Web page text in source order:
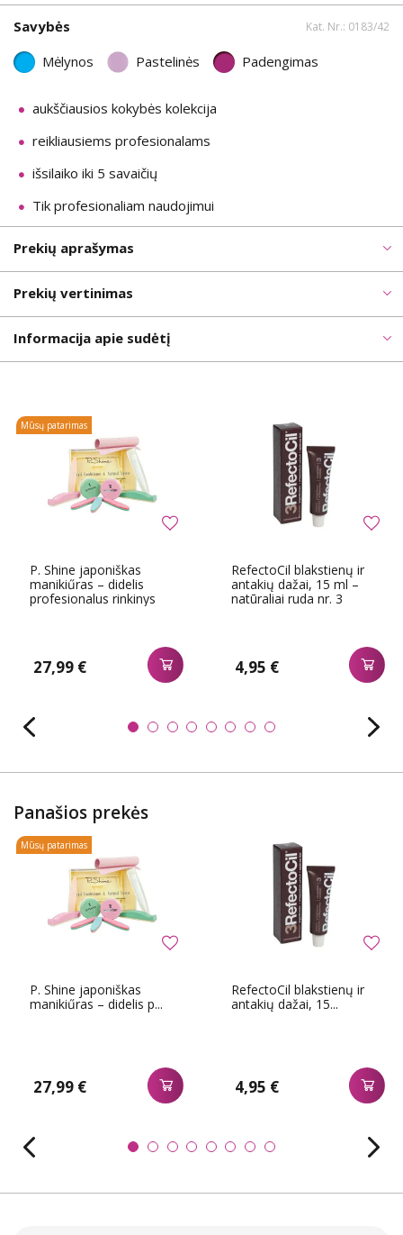
Savybės Kat. Nr.: 0183/42
Mėlynos Pastelinės Padengimas
aukščiausios kokybės kolekcija
reikliausiems profesionalams
išsilaiko iki 5 savaičių
Tik profesionaliam naudojimui
Prekių aprašymas
Prekių vertinimas
Informacija apie sudėtį
P. Shine japoniškas
manikiűras – didelis
profesionalus rinkinys
27,99 €
Mūsų patarimas
RefectoCil blakstienų ir
antakių dažai, 15 ml –
natūraliai ruda nr. 3
4,95 €
Panašios prekės
P. Shine japoniškas
manikiűras – didelis p...
27,99 €
Mūsų patarimas
RefectoCil blakstienų ir
antakių dažai, 15...
4,95 €